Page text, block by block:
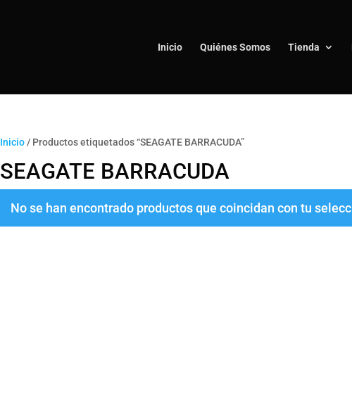
Inicio Quiénes Somos Tienda
Inicio/ Productos etiquetados “SEAGATE BARRACUDA”
SEAGATE BARRACUDA
No se han encontrado productos que coincidan con tu